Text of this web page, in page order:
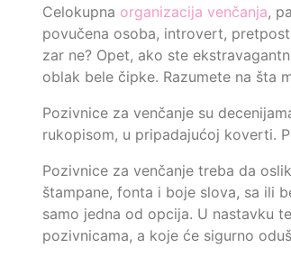
Celokupna organizacija venčanja,
povučena osoba, introvert,
zar ne? Opet, ako ste
oblak bele čipke. Razumete na šta
Pozivnice za venčanje su
rukopisom, u pripadajućoj koverti.
Pozivnice za venčanje treba da
štampane, fonta i boje slova, sa ili
samo jedna od opcija. U nastavku
pozivnicama, a koje će sigurno